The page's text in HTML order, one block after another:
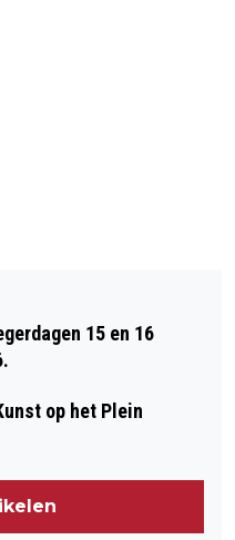
IN
BERGEN
VIA
MET
15 en 16
op het Plein